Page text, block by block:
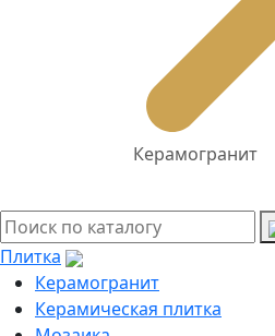
Керамогранит
Плитка
Керамогранит
Керамическая плитка